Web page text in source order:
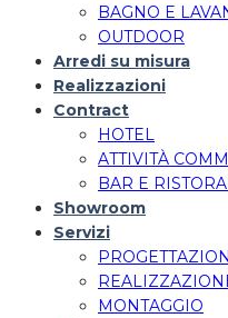
BAGNO E
OUTDOOR
Arredi su misura
Realizzazioni
Contract
HOTEL
ATTIVITÀ
BAR E
Showroom
Servizi
MONTAGGIO